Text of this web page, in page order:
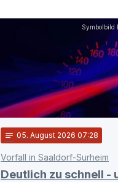
Symbolbild
notes 05. August 2026 07:28
Vorfall in Saaldorf-Surheim
Deutlich zu schnell -